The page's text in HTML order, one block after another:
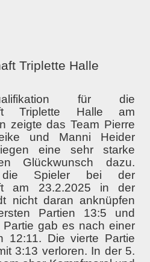
Triplette Halle
für die
Triplette Halle am
zeigte das Team Pierre
und Manni Heider
eine sehr starke
Glückwunsch dazu.
die Spieler bei der
am 23.2.2025 in der
nicht daran anknüpfen
Partien 13:5 und
gab es nach einer
12:11. Die vierte Partie
3:13 verloren. In der 5.